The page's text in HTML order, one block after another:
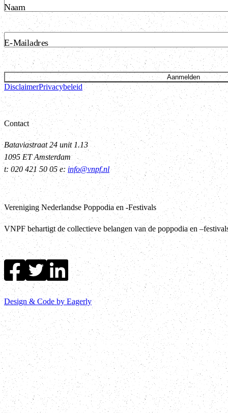
Naam
E-Mailadres
Aanmelden
DisclaimerPrivacybeleid
Contact
Bataviastraat 24 unit 1.13
1095 ET Amsterdam
t: 020 421 50 05 e:info@vnpf.nl
Vereniging Nederlandse Poppodia en -Festivals
VNPF behartigt de collectieve belangen van de poppodia en
Design & Code by Eagerly